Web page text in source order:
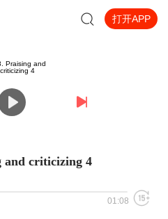
打开APP
and criticizing 4
01:08